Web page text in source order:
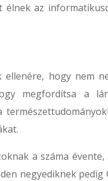
élnek az
hogy nem
megfordítsa a
a száma évente,
negyediknek pedig